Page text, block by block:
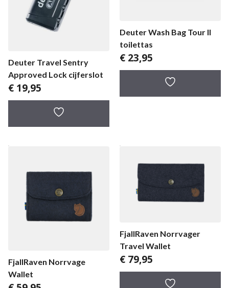
Deuter Travel Sentry
Approved Lock cijferslot
€ 19,95
Deuter Wash Bag Tour II
toilettas
€ 23,95
FjallRaven Norrvage
Wallet
FjallRaven Norrvager
Travel Wallet
€ 79,95